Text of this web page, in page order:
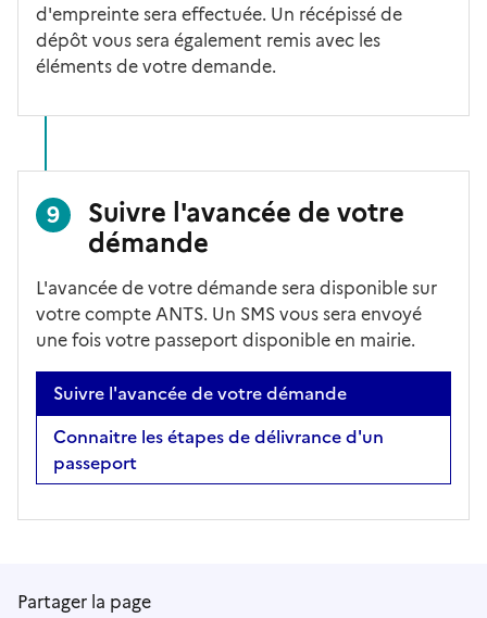
d'empreinte sera effectuée. Un récépissé de
dépôt vous sera également remis avec les
éléments de votre demande.
9
Suivre l'avancée de votre
démande
L'avancée de votre démande sera disponible sur
votre compte ANTS. Un SMS vous sera envoyé
une fois votre passeport disponible en mairie.
Suivre l'avancée de votre démande
Connaitre les étapes de délivrance d'un
passeport
Partager la page